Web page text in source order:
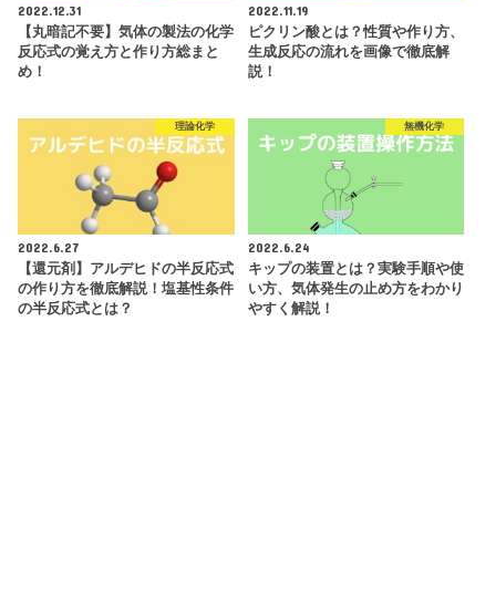
2022.12.31
【丸暗記不要】気体の製法の化学
反応式の覚え方と作り方総まと
め！
2022.11.19
ピクリン酸とは？性質や作り方、
生成反応の流れを画像で徹底解
説！
理論化学
2022.6.27
【還元剤】アルデヒドの半反応式
の作り方を徹底解説！塩基性条件
の半反応式とは？
無機化学
2022.6.24
キップの装置とは？実験手順や使
い方、気体発生の止め方をわかり
やすく解説！